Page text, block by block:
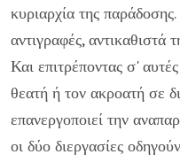
κυριαρχία της
αντιγραφές, αντικαθιστά
Και επιτρέποντας σ'
θεατή ή τον ακροατή σε
επανεργοποιεί την
οι δύο διεργασίες